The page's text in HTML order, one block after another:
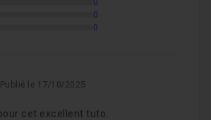
du programme JavaScript
une rotation à la section
0
0
0
Publié le 17/10/2025
cet excellent tuto.